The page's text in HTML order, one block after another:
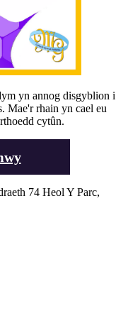
yn annog disgyblion i
Mae'r rhain yn cael eu
cytûn.
74 Heol Y Parc,